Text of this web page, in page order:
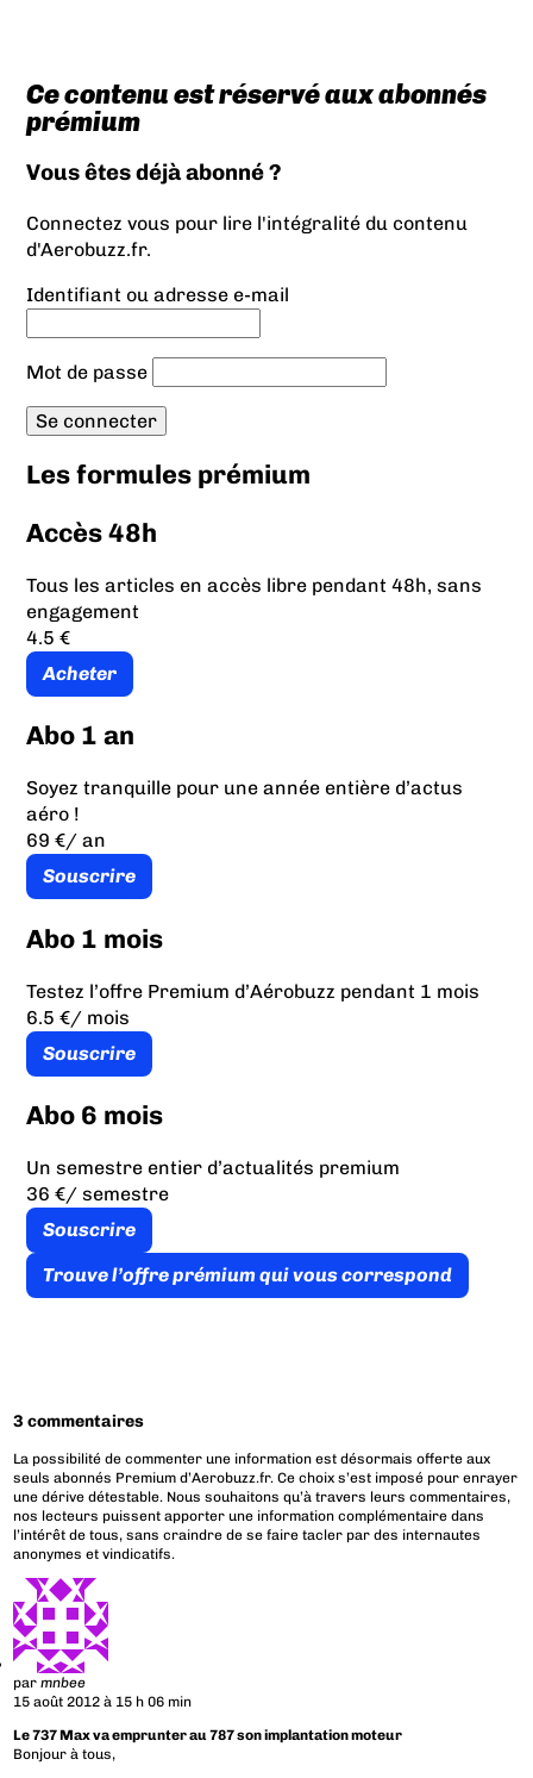
Ce contenu est réservé aux abonnés
prémium
Vous êtes déjà abonné ?
Connectez vous pour lire l'intégralité du contenu
d'Aerobuzz.fr.
Identifiant ou adresse e-mail
Mot de passe
Les formules prémium
Accès 48h
Tous les articles en accès libre pendant 48h, sans
engagement
4.5 €
Acheter
Abo 1 an
Soyez tranquille pour une année entière d’actus
aéro !
69 €/ an
Souscrire
Abo 1 mois
Testez l’offre Premium d’Aérobuzz pendant 1 mois
6.5 €/ mois
Souscrire
Abo 6 mois
Un semestre entier d’actualités premium
36 €/ semestre
Souscrire
Trouve l’offre prémium qui vous correspond
3 commentaires
La possibilité de commenter une information est désormais offerte aux
seuls abonnés Premium d’Aerobuzz.fr. Ce choix s’est imposé pour enrayer
une dérive détestable. Nous souhaitons qu’à travers leurs commentaires,
nos lecteurs puissent apporter une information complémentaire dans
l’intérêt de tous, sans craindre de se faire tacler par des internautes
anonymes et vindicatifs.
parmnbee
15 août 2012 à 15 h 06 min
Le 737 Max va emprunter au 787 son implantation moteur
Bonjour à tous,